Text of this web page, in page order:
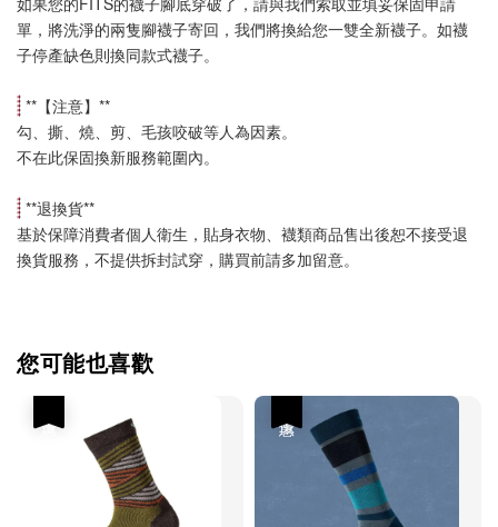
單，將洗淨的兩隻腳襪子寄回，我們將換給您一雙全新襪子。如襪
子停產缺色則換同款式襪子。
**【注意】**
勾、撕、燒、剪、毛孩咬破等人為因素。
不在此保固換新服務範圍內。
**退換貨**
基於保障消費者個人衛生，貼身衣物、襪類商品售出後恕不接受退
換貨服務，不提供拆封試穿，購買前請多加留意。
您可能也喜歡